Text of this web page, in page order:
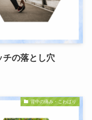
チの落とし穴
背中の痛み・こわばり